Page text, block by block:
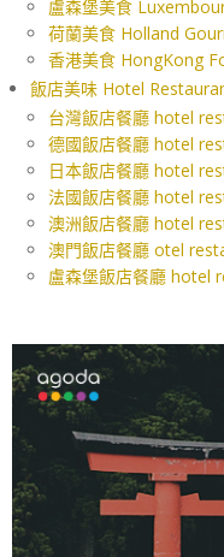
盧森堡美食
荷蘭美食 Holland
香港美食 HongKong
飯店美味 Hotel
台灣飯店餐廳 hotel
德國飯店餐廳 hotel
日本飯店餐廳 hotel
法國飯店餐廳 hotel
澳洲飯店餐廳 hotel
澳門飯店餐廳 otel
盧森堡飯店餐廳 hotel